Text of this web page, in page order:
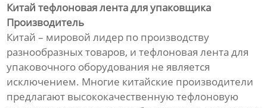
Китай тефлоновая лента для упаковщика
Производитель
Китай – мировой лидер по производству
разнообразных товаров, и тефлоновая лента для
упаковочного оборудования не является
исключением. Многие китайские производители
предлагают высококачественную тефлоновую